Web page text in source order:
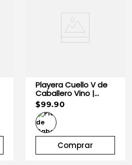
Playera Cuello V de
Caballero Vino |
Optima
$99.90
Comprar